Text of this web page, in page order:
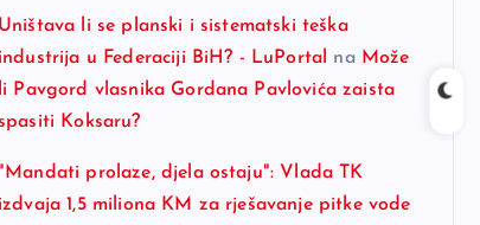
Uništava li se planski i sistematski teška
industrija u Federaciji BiH? - LuPortal
na Može
li Pavgord vlasnika Gordana Pavlovića zaista
spasiti Koksaru?
"Mandati prolaze, djela ostaju": Vlada TK
izdvaja 1,5 miliona KM za rješavanje pitke vode